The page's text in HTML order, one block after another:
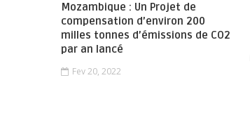
Mozambique : Un Projet de
compensation d’environ 200
milles tonnes d’émissions de CO2
par an lancé
Fev 20, 2022